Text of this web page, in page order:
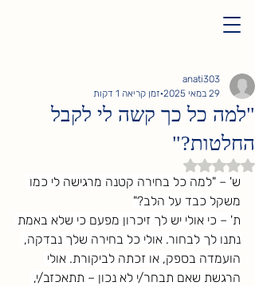
"למה כל כך קשה לי לקבל
החלטות?"
anati303
29 במאי 2025
זמן קריאה 1 דקות
דירוג של NaN מתוך 5 כוכבים
ש' – "למה כל בחירה קטנה מרגישה לי כמו
משקל כבד על הלב?"
ת' – כי אולי יש לך זיכרון מפעם כי שלא באמת
נתנו לך לבחור. אולי כל בחירה שלך נבדקה,
הועמדה בספק, או זכתה לביקורת. אולי
הרגשת שאם תבחר/י לא נכון – תתאכזב/י,